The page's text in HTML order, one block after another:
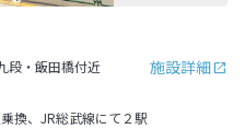
施設詳細
段・飯田橋付近
換、JR総武線にて２駅